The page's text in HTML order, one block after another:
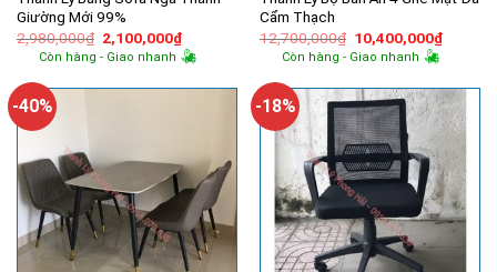
Giường Mới 99%
2,980,000₫ Giá
gốc
là:
2,100,000₫Giá
hiện
tại
2,100,000₫.
Còn hàng - Giao nhanh
Cẩm Thạch
12,700,000₫ Giá
gốc
là:
10,400,000₫Giá
hiện
Còn hàng - Giao nhanh
-40% -18%